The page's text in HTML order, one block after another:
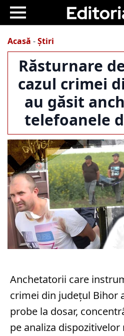
Acasă -Știri
Răsturnare
cazul crimei
au găsit
telefoanele
Anchetatorii care
crimei din județul Bihor
probe la dosar,
pe analiza